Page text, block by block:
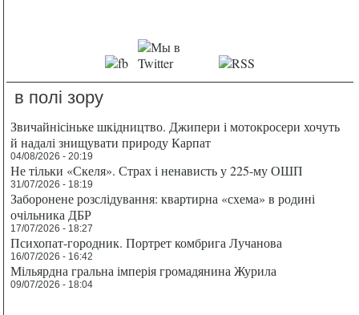
в полі зору
Звичайнісіньке шкідництво. Джипери і мотокросери хочуть
й надалі знищувати природу Карпат
04/08/2026 - 20:19
Не тільки «Скеля». Страх і ненависть у 225-му ОШП
31/07/2026 - 18:19
Заборонене розслідування: квартирна «схема» в родині
очільника ДБР
17/07/2026 - 18:27
Психопат-городник. Портрет комбрига Лучанова
16/07/2026 - 16:42
Мільярдна гральна імперія громадянина Журила
09/07/2026 - 18:04